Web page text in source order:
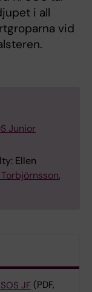
i all
vid
Junior
Ellen
Torbjörnsson,
JF (PDF,